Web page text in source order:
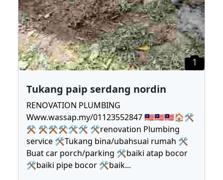
1
Tukang paip serdang nordin
RENOVATION PLUMBING
Www.wassap.my/01123552847 🇲🇾🇲🇾🇲🇾🏠🛠
⚒ ⚒⚒⚒🛠🛠 🛠renovation Plumbing
service 🛠Tukang bina/ubahsuai rumah 🛠
Buat car porch/parking 🛠baiki atap bocor
🛠baiki pipe bocor 🛠baik...